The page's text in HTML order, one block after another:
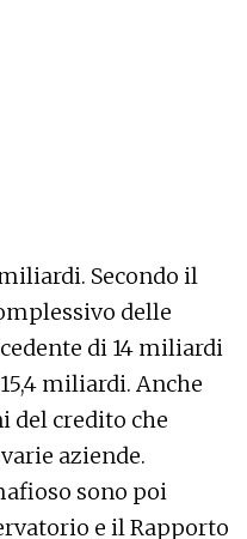
Secondo il
delle
di 14 miliardi
miliardi. Anche
del credito che
aziende.
sono poi
e il Rapporto